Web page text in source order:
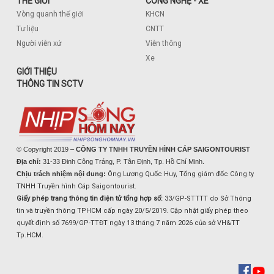
Vòng quanh thế giới
Tư liệu
Người viễn xứ
KHCN
CNTT
Viễn thông
Xe
GIỚI THIỆU
THÔNG TIN SCTV
© Copyright 2019 – CÔNG TY TNHH TRUYỀN HÌNH CÁP SAIGONTOURIST
Địa chỉ: 31-33 Đinh Công Tráng, P. Tân Định, Tp. Hồ Chí Minh.
Chịu trách nhiệm nội dung: Ông Lương Quốc Huy, Tổng giám đốc Công ty
TNHH Truyền hình Cáp Saigontourist.
Giấy phép trang thông tin điện tử tổng hợp số: 33/GP-STTTT do Sở Thông
tin và truyền thông TPHCM cấp ngày 20/5/2019. Cập nhật giấy phép theo
quyết định số 7699/GP-TTĐT ngày 13 tháng 7 năm 2026 của sở VH&TT
Tp.HCM.